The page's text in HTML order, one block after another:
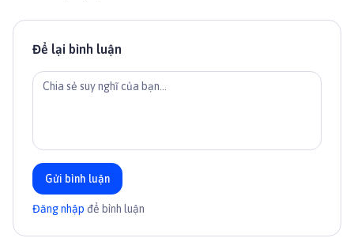
Để lại bình luận
Gửi bình luận
Đăng nhập để bình luận